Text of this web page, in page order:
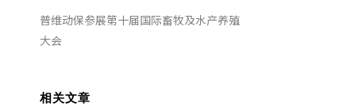
普维动保参展第十届国际畜牧及水产养殖
大会
相关文章